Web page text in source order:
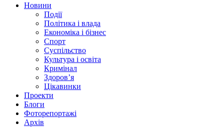
Новини
Події
Політика і влада
Економіка і бізнес
Спорт
Суспільство
Культура і освіта
Кримінал
Здоров’я
Цікавинки
Проекти
Блоги
Фоторепортажі
Архів